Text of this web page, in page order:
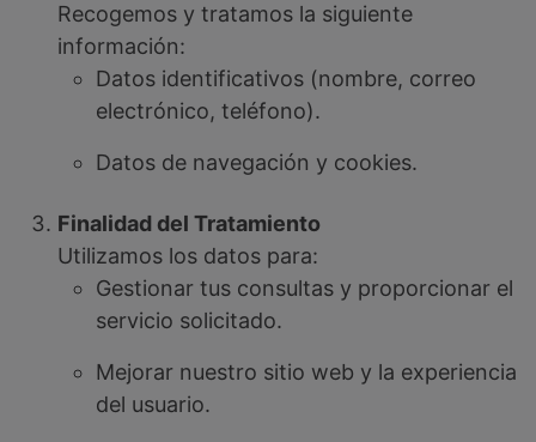
Recogemos y tratamos la siguiente
información:
Datos identificativos (nombre, correo
electrónico, teléfono).
Datos de navegación y cookies.
Finalidad del Tratamiento
Utilizamos los datos para:
Gestionar tus consultas y proporcionar el
servicio solicitado.
Mejorar nuestro sitio web y la experiencia
del usuario.